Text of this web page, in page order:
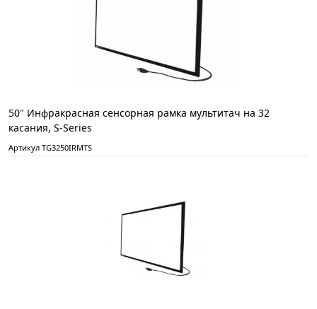
50" Инфракрасная сенсорная рамка мультитач на 32
касания, S-Series
Артикул TG3250IRMTS